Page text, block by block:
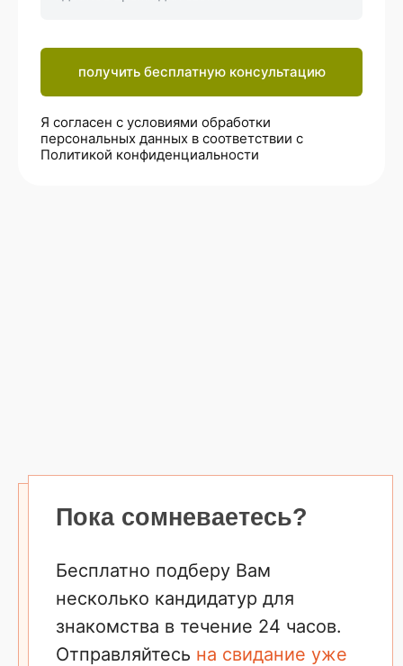
получить бесплатную консультацию
Я согласен с условиями обработки
персональных данных в соответствии с
Политикой конфиденциальности
Пока сомневаетесь?
Бесплатно подберу Вам
несколько кандидатур для
знакомства в течение 24 часов.
Отправляйтесь на свидание уже